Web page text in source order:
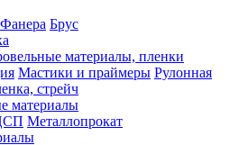
Фанера Брус
материалы, пленки
Мастики и праймеры Рулонная
стрейч
материалы
Металлопрокат